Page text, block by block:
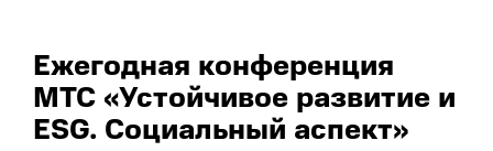
Ежегодная конференция
МТС «Устойчивое развитие и
ESG. Социальный аспект»